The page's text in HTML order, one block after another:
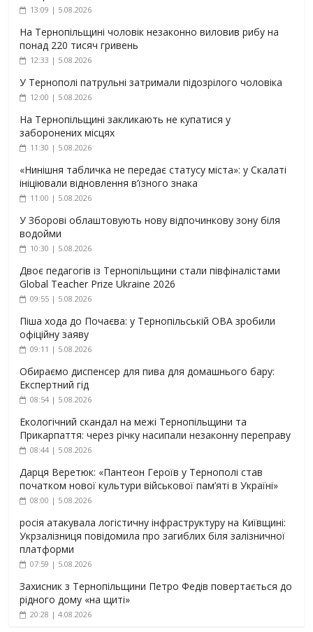
13:09 | 5.08.2026
На Тернопільщині чоловік незаконно виловив рибу на
понад 220 тисяч гривень
12:33 | 5.08.2026
У Тернополі патрульні затримали підозрілого чоловіка
12:00 | 5.08.2026
На Тернопільщині закликають не купатися у
заборонених місцях
11:30 | 5.08.2026
«Нинішня табличка не передає статусу міста»: у Скалаті
ініціювали відновлення в’їзного знака
11:00 | 5.08.2026
У Зборові облаштовують нову відпочинкову зону біля
водойми
10:30 | 5.08.2026
Двоє педагогів із Тернопільщини стали півфіналістами
Global Teacher Prize Ukraine 2026
09:55 | 5.08.2026
Піша хода до Почаєва: у Тернопільській ОВА зробили
офіційну заяву
09:11 | 5.08.2026
Обираємо диспенсер для пива для домашнього бару:
Експертний гід
08:54 | 5.08.2026
Екологічний скандал на межі Тернопільщини та
Прикарпаття: через річку насипали незаконну переправу
08:44 | 5.08.2026
Дарця Веретюк: «Пантеон Героїв у Тернополі став
початком нової культури військової пам’яті в Україні»
08:00 | 5.08.2026
росія атакувала логістичну інфраструктуру на Київщині:
Укрзалізниця повідомила про загиблих біля залізничної
платформи
07:59 | 5.08.2026
Захисник з Тернопільщини Петро Федів повертається до
рідного дому «на щиті»
20:28 | 4.08.2026